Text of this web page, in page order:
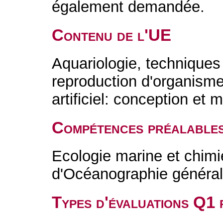
également demandée.
Contenu de l'UE
Aquariologie,
reproduction
artificiel: conception et
Compétences
Ecologie marine et
d'Océanographie
Types d'évaluations